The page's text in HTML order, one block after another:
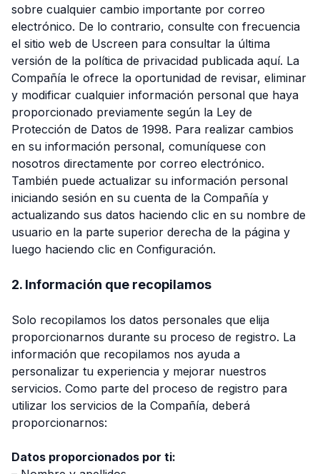
sobre cualquier cambio importante por correo
electrónico. De lo contrario, consulte con frecuencia
el sitio web de Uscreen para consultar la última
versión de la política de privacidad publicada aquí. La
Compañía le ofrece la oportunidad de revisar, eliminar
y modificar cualquier información personal que haya
proporcionado previamente según la Ley de
Protección de Datos de 1998. Para realizar cambios
en su información personal, comuníquese con
nosotros directamente por correo electrónico.
También puede actualizar su información personal
iniciando sesión en su cuenta de la Compañía y
actualizando sus datos haciendo clic en su nombre de
usuario en la parte superior derecha de la página y
luego haciendo clic en Configuración.
2. Información que recopilamos
Solo recopilamos los datos personales que elija
proporcionarnos durante su proceso de registro. La
información que recopilamos nos ayuda a
personalizar tu experiencia y mejorar nuestros
servicios. Como parte del proceso de registro para
utilizar los servicios de la Compañía, deberá
proporcionarnos:
Datos proporcionados por ti: